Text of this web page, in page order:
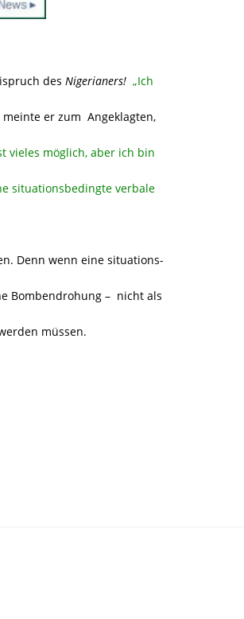
des Nigerianers! „Ich
meinte er zum Angeklagten,
vieles möglich, aber ich bin
situationsbedingte verbale
Denn wenn eine situations-
– nicht als
müssen.